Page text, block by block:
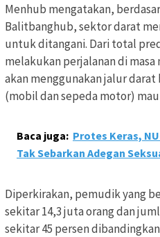
Menhub mengatakan,
Balitbanghub, sektor darat
untuk ditangani. Dari total
melakukan perjalanan di
akan menggunakan jalur
(mobil dan sepeda motor)
Baca juga: Protes Keras,
Tak Sebarkan Adegan
Diperkirakan, pemudik yang
sekitar 14,3 juta orang dan
sekitar 45 persen